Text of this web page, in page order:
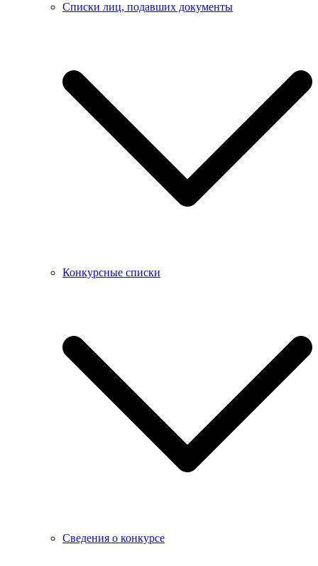
Списки лиц, подавших документы
Конкурсные списки
Сведения о конкурсе